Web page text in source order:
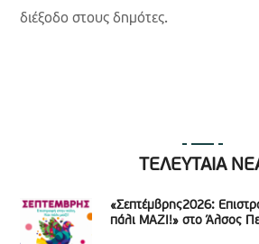
διέξοδο στους δημότες.
ΤΕΛΕΥΤΑΙΑ
«Σεπτέμβρης2026:
πάλι ΜΑΖΙ!» στο Άλσος